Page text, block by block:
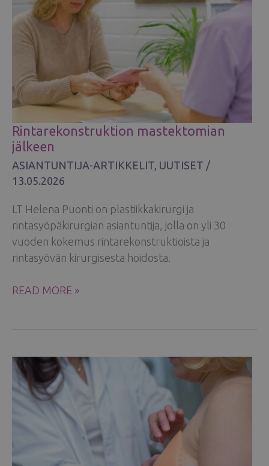
Rintarekonstruktion mastektomian
jälkeen
ASIANTUNTIJA-ARTIKKELIT UUTISET /
13.05.2026
LT Helena Puonti on plastiikkakirurgi ja
rintasyöpäkirurgian asiantuntija, jolla on yli 30
vuoden kokemus rintarekonstruktioista ja
rintasyövän kirurgisesta hoidosta.
RINTAREKONSTRUKTION
READ MORE »